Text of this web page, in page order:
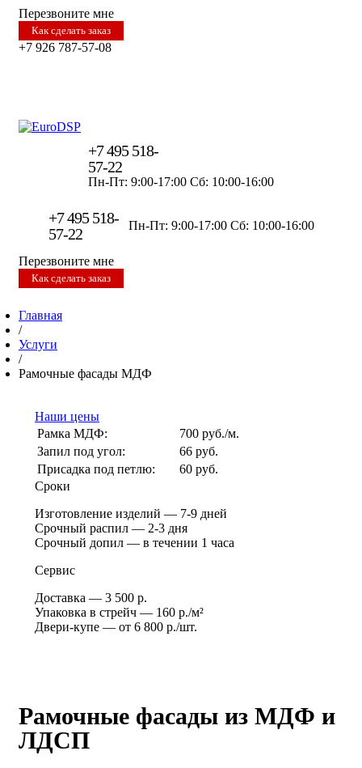
Перезвоните мне
Как сделать заказ
+7 926 787-57-08
+7 495 518-
57-22
Пн-Пт: 9:00-17:00 Сб: 10:00-16:00
+7 495 518-
57-22
Пн-Пт: 9:00-17:00 Сб: 10:00-16:00
Перезвоните мне
Как сделать заказ
Главная
/
Услуги
/
Рамочные фасады МДФ
Наши цены
Рамка МДФ:
700 руб./м.
Запил под угол:
66 руб.
Присадка под петлю:
60 руб.
Сроки
Изготовление изделий — 7-9 дней
Срочный распил — 2-3 дня
Срочный допил — в течении 1 часа
Сервис
Доставка — 3 500 р.
Упаковка в стрейч — 160 р./м²
Двери-купе — от 6 800 р./шт.
Рамочные фасады из МДФ и
ЛДСП